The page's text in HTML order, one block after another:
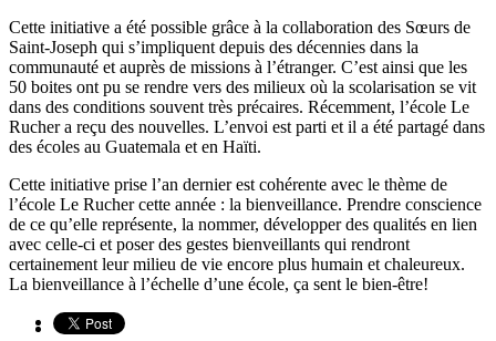
Cette initiative a été possible grâce à la collaboration des Sœurs de
Saint-Joseph qui s’impliquent depuis des décennies dans la
communauté et auprès de missions à l’étranger. C’est ainsi que les
50 boites ont pu se rendre vers des milieux où la scolarisation se vit
dans des conditions souvent très précaires. Récemment, l’école Le
Rucher a reçu des nouvelles. L’envoi est parti et il a été partagé dans
des écoles au Guatemala et en Haïti.
Cette initiative prise l’an dernier est cohérente avec le thème de
l’école Le Rucher cette année : la bienveillance. Prendre conscience
de ce qu’elle représente, la nommer, développer des qualités en lien
avec celle-ci et poser des gestes bienveillants qui rendront
certainement leur milieu de vie encore plus humain et chaleureux.
La bienveillance à l’échelle d’une école, ça sent le bien-être!